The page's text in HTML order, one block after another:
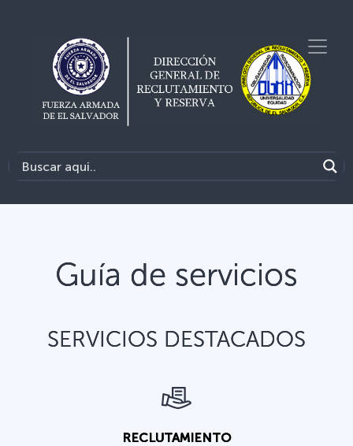
Guía de servicios
SERVICIOS DESTACADOS
RECLUTAMIENTO